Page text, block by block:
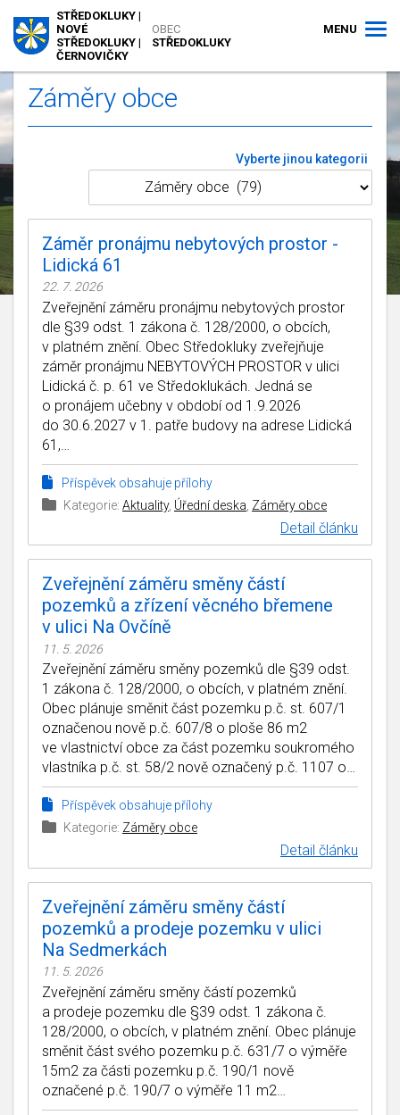
OBEC
STŘEDOKLUKY
STŘEDOKLUKY |
NOVÉ
STŘEDOKLUKY |
ČERNOVIČKY
MENU
Záměry obce
Vyberte jinou kategorii
Záměr pronájmu nebytových prostor -
Lidická 61
22. 7. 2026
Zveřejnění záměru pronájmu nebytových prostor
dle §39 odst. 1 zákona č. 128/2000, o obcích,
v platném znění. Obec Středokluky zveřejňuje
záměr pronájmu NEBYTOVÝCH PROSTOR v ulici
Lidická č. p. 61 ve Středoklukách. Jedná se
o pronájem učebny v období od 1.9.2026
do 30.6.2027 v 1. patře budovy na adrese Lidická
61,…
Příspěvek obsahuje přílohy
Kategorie: Aktuality, Úřední deska Záměry obce
Detail článku
Zveřejnění záměru směny částí
pozemků a zřízení věcného břemene
v ulici Na Ovčíně
11. 5. 2026
Zveřejnění záměru směny pozemků dle §39 odst.
1 zákona č. 128/2000, o obcích, v platném znění.
Obec plánuje směnit část pozemku p.č. st. 607/1
označenou nově p.č. 607/8 o ploše 86 m2
ve vlastnictví obce za část pozemku soukromého
vlastníka p.č. st. 58/2 nově označený p.č. 1107 o…
Příspěvek obsahuje přílohy
Kategorie: Záměry obce
Detail článku
Zveřejnění záměru směny částí
pozemků a prodeje pozemku v ulici
Na Sedmerkách
11. 5. 2026
Zveřejnění záměru směny částí pozemků
a prodeje pozemku dle §39 odst. 1 zákona č.
128/2000, o obcích, v platném znění. Obec plánuje
směnit část svého pozemku p.č. 631/7 o výměře
15m2 za části pozemku p.č. 190/1 nově
označené p.č. 190/7 o výměře 11 m2…